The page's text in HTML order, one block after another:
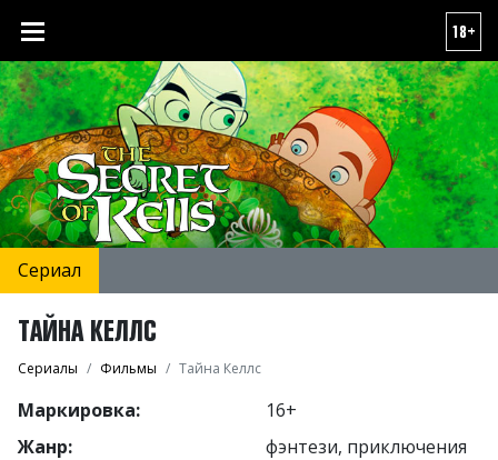
18+
Сериал
ТАЙНА КЕЛЛС
Сериалы Фильмы Тайна Келлс
Маркировка:
16+
Жанр:
фэнтези, приключения